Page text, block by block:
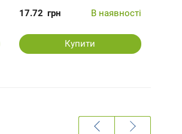
17.72 грн В наявності
Купити